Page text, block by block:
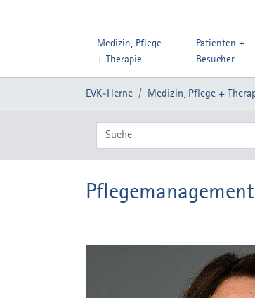
Medizin, Pflege
+ Therapie
Patienten +
Besucher
Sie sind hier:
EVK-Herne Medizin, Pflege +
Label Suchfeld
Pflegemanagement